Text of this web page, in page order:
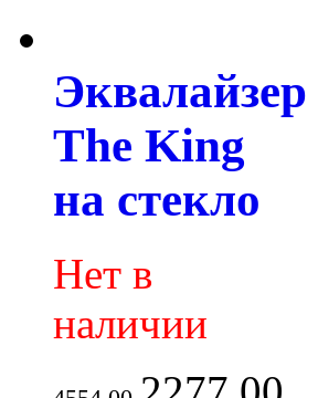
Эквалайзер
The King
на стекло
Нет в
наличии